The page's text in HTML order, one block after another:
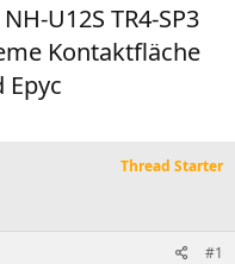
U12S TR4-SP3
Kontaktfläche
Thread Starter
#1